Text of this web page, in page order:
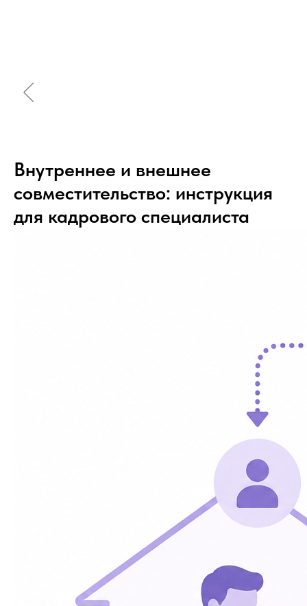
Внутреннее и внешнее
совместительство: инструкция
для кадрового специалиста